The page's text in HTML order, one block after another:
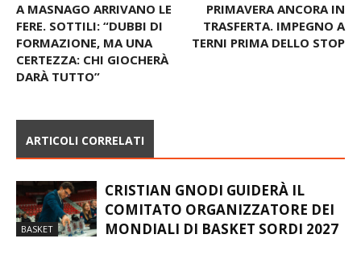
A MASNAGO ARRIVANO LE
FERE. SOTTILI: “DUBBI DI
FORMAZIONE, MA UNA
CERTEZZA: CHI GIOCHERÀ
DARÀ TUTTO”
PRIMAVERA ANCORA IN
TRASFERTA. IMPEGNO A
TERNI PRIMA DELLO STOP
ARTICOLI CORRELATI
BASKET
CRISTIAN GNODI GUIDERÀ IL
COMITATO ORGANIZZATORE DEI
MONDIALI DI BASKET SORDI 2027